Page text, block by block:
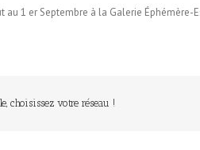
au 1 er Septembre à la Galerie Éphémère-
choisissez votre réseau !